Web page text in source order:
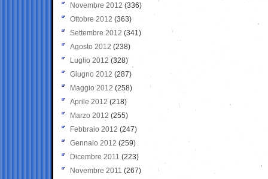
Novembre 2012 (336)
Ottobre 2012 (363)
Settembre 2012 (341)
Agosto 2012 (238)
Luglio 2012 (328)
Giugno 2012 (287)
Maggio 2012 (258)
Aprile 2012 (218)
Marzo 2012 (255)
Febbraio 2012 (247)
Gennaio 2012 (259)
Dicembre 2011 (223)
Novembre 2011 (267)